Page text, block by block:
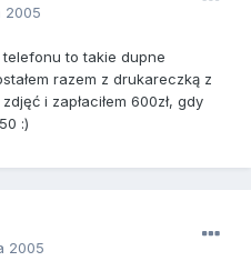
2005
telefonu to takie dupne
razem z drukareczką z
i zapłaciłem 600zł, gdy
:)
2005